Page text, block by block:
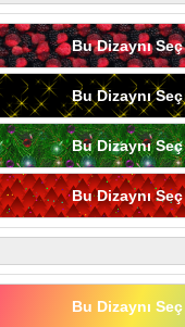
Bu Dizaynı Seç
Bu Dizaynı Seç
Bu Dizaynı Seç
Bu Dizaynı Seç
Bu Dizaynı Seç